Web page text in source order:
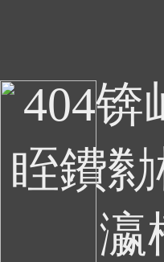
404锛
眰鐨
瀛